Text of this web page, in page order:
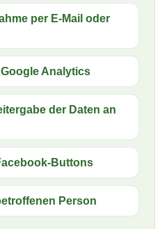
per E-Mail oder
Analytics
der Daten an
Buttons
Person